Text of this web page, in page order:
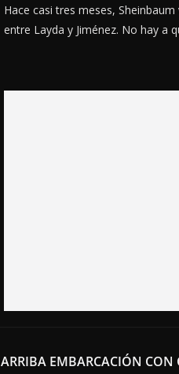
Hace casi tres meses,
entre Layda y Jiménez. No hay a
ARRIBA EMBARCACIÓN CON